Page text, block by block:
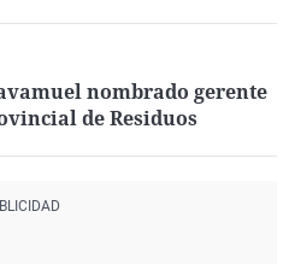
nombrado gerente
de Residuos